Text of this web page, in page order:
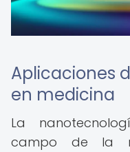
Aplicaciones
en medicina
La
campo de la